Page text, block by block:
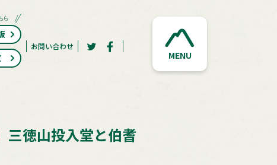
お問い合わせ
MENU
三徳山投入堂と伯耆